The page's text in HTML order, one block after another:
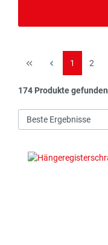
Seite
1 Seite
2
174 Produkte gefunden